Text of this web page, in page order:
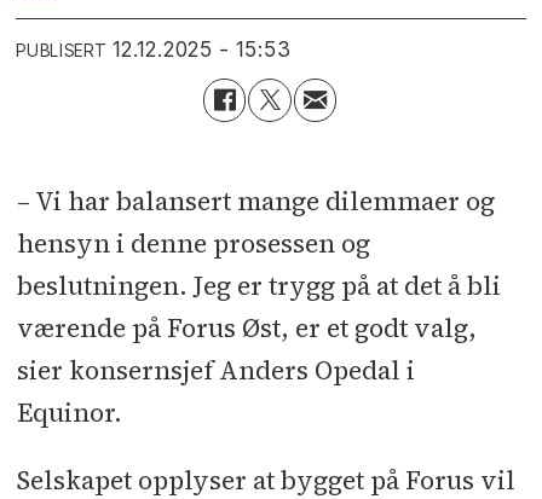
PUBLISERT 12.12.2025 - 15:53
– Vi har balansert mange dilemmaer og
hensyn i denne prosessen og
beslutningen. Jeg er trygg på at det å bli
værende på Forus Øst, er et godt valg,
sier konsernsjef Anders Opedal i
Equinor.
Selskapet opplyser at bygget på Forus vil